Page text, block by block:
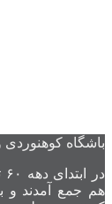
باشگاه
هم جمع آمدند و